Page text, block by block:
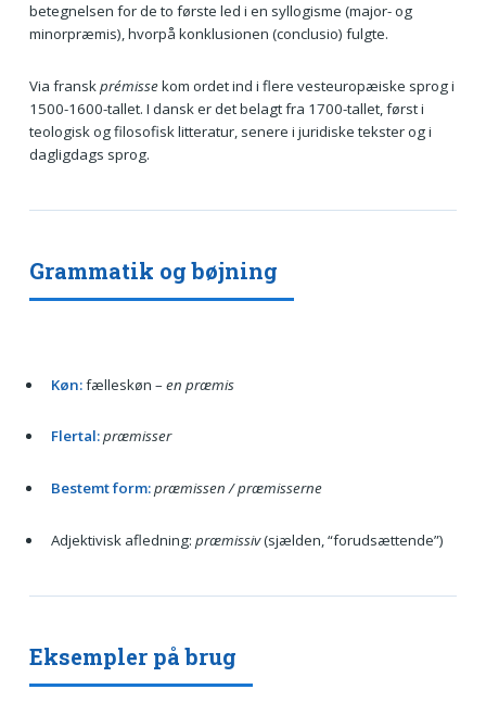
betegnelsen for de to første led i en syllogisme (major- og
minorpræmis), hvorpå konklusionen (conclusio) fulgte.
Via franskprémissekom ordet ind i flere vesteuropæiske sprog i
1500-1600-tallet. I dansk er det belagt fra 1700-tallet, først i
teologisk og filosofisk litteratur, senere i juridiske tekster og i
dagligdags sprog.
Grammatik og bøjning
Køn:fælleskøn –en præmis
Flertal:præmisser
Bestemt form:præmissen / præmisserne
Adjektivisk afledning: præmissiv(sjælden, “forudsættende”)
Eksempler på brug